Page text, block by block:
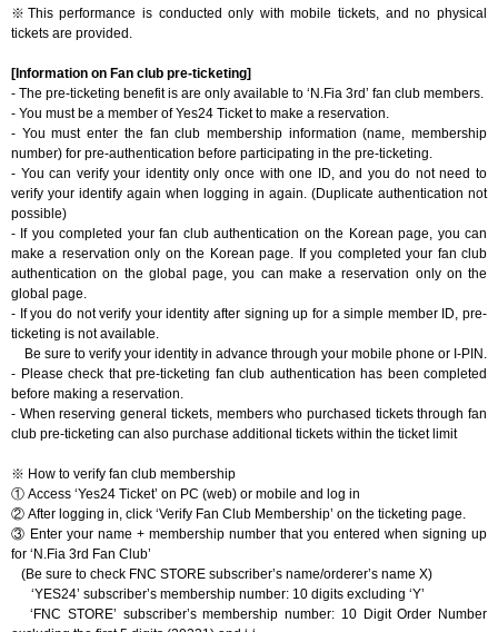
※ This performance is conducted only with mobile tickets, and no physical
tickets are provided.
[Information on Fan club pre-ticketing]
- The pre-ticketing benefit is are only available to ‘N.Fia 3rd’ fan club members.
- You must be a member of Yes24 Ticket to make a reservation.
- You must enter the fan club membership information (name, membership
number) for pre-authentication before participating in the pre-ticketing.
- You can verify your identity only once with one ID, and you do not need to
verify your identify again when logging in again. (Duplicate authentication not
possible)
- If you completed your fan club authentication on the Korean page, you can
make a reservation only on the Korean page. If you completed your fan club
authentication on the global page, you can make a reservation only on the
global page.
- If you do not verify your identity after signing up for a simple member ID, pre-
ticketing is not available.
Be sure to verify your identity in advance through your mobile phone or I-PIN.
- Please check that pre-ticketing fan club authentication has been completed
before making a reservation.
- When reserving general tickets, members who purchased tickets through fan
club pre-ticketing can also purchase additional tickets within the ticket limit
※ How to verify fan club membership
① Access ‘Yes24 Ticket’ on PC (web) or mobile and log in
② After logging in, click ‘Verify Fan Club Membership’ on the ticketing page.
③ Enter your name + membership number that you entered when signing up
for ‘N.Fia 3rd Fan Club’
(Be sure to check FNC STORE subscriber’s name/orderer’s name X)
‘YES24’ subscriber’s membership number: 10 digits excluding ‘Y’
‘FNC STORE’ subscriber’s membership number: 10 Digit Order Number